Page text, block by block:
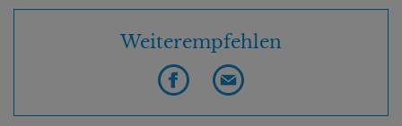
Weiterempfehlen